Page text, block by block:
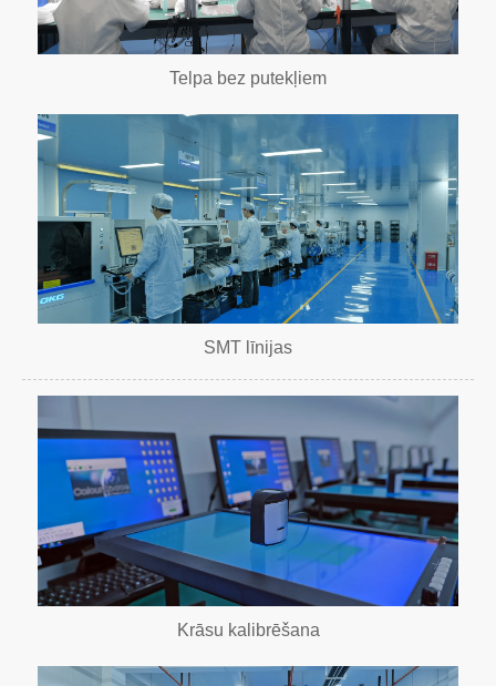
Telpa bez putekļiem
SMT līnijas
Krāsu kalibrēšana